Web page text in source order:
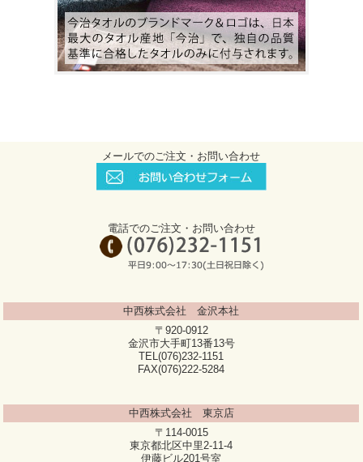
メールでのご注文・お問い合わせ
電話でのご注文・お問い合わせ
中西株式会社 金沢本社
〒920-0912
金沢市大手町13番13号
TEL(076)232-1151
FAX(076)222-5284
中西株式会社 東京店
〒114-0015
東京都北区中里2-11-4
伊藤ビル201号室